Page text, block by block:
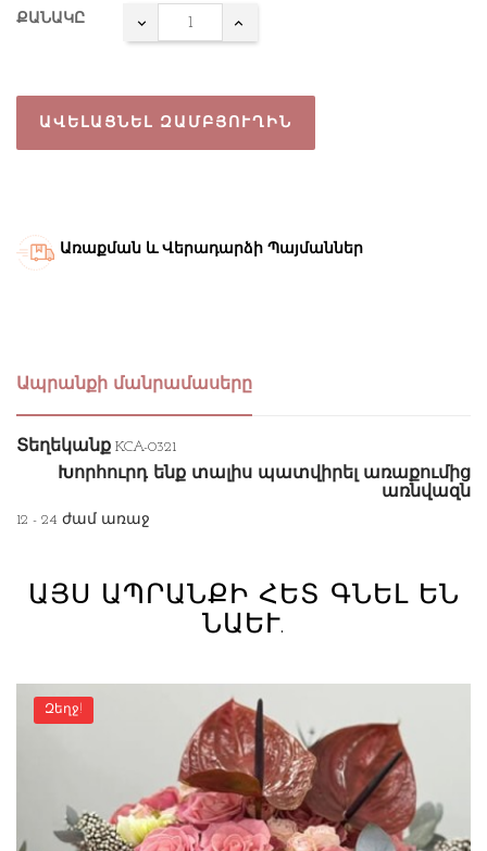
ՔԱՆԱԿԸ
ԱՎԵԼԱՑՆԵԼ ԶԱՄԲՅՈՒՂԻՆ
Առաքման և Վերադարձի Պայմաններ
Ապրանքի մանրամասերը
Տեղեկանք KCA-0321
Խորհուրդ ենք տալիս պատվիրել առաքումից
առնվազն
12 - 24 ժամ առաջ
ԱՅՍ ԱՊՐԱՆՔԻ ՀԵՏ ԳՆԵԼ ԵՆ
ՆԱԵՒ.
Զեղջ!